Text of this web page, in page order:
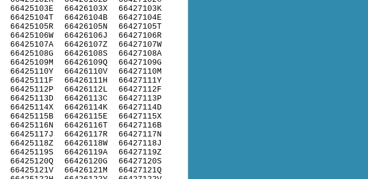
66425103E
66425104T
66425105R
66425106W
66425107A
66425108G
66425109M
66425110Y
66425111F
66425112P
66425113D
66425114X
66425115B
66425116N
66425117J
66425118Z
66425119S
66425120Q
66425121V
66426103X
66426104B
66426105N
66426106J
66426107Z
66426108S
66426109Q
66426110V
66426111H
66426112L
66426113C
66426114K
66426115E
66426116T
66426117R
66426118W
66426119A
66426120G
66426121M
66427103K
66427104E
66427105T
66427106R
66427107W
66427108A
66427109G
66427110M
66427111Y
66427112F
66427113P
66427114D
66427115X
66427116B
66427117N
66427118J
66427119Z
66427120S
66427121Q